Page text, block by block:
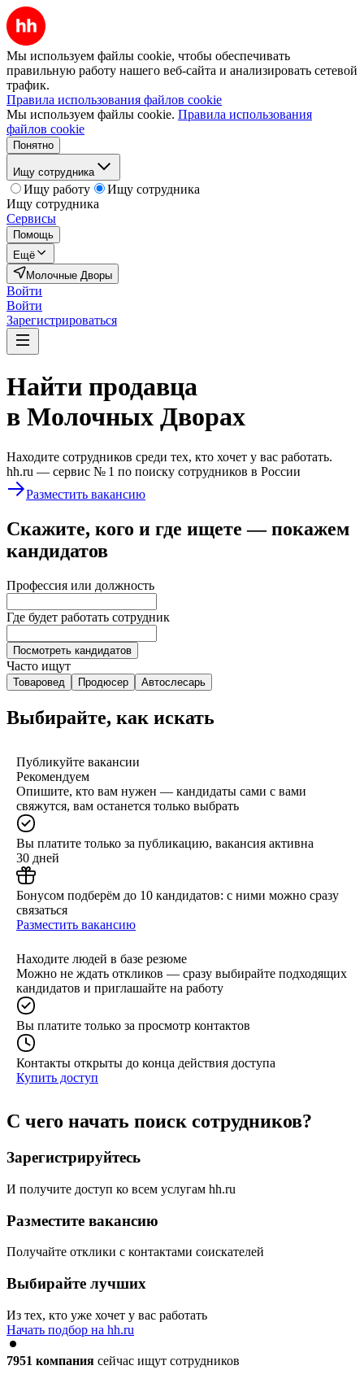
Мы используем файлы cookie, чтобы обеспечивать
правильную работу нашего веб-сайта и анализировать сетевой
трафик.
Правила использования файлов cookie
Мы используем файлы cookie. Правила использования
файлов cookie
Понятно
Ищу сотрудника
Ищу работу
Ищу сотрудника
Ищу сотрудника
Сервисы
Помощь
Ещё
Молочные Дворы
Войти
Войти
Зарегистрироваться
Найти продавца
в Молочных Дворах
Находите сотрудников среди тех, кто хочет у вас работать.
hh.ru — сервис № 1 по поиску сотрудников в России
Разместить вакансию
Скажите, кого и где ищете — покажем
кандидатов
Профессия или должность
Где будет работать сотрудник
Посмотреть кандидатов
Часто ищут
Товаровед Продюсер Автослесарь
Выбирайте, как искать
Публикуйте вакансии
Рекомендуем
Опишите, кто вам нужен — кандидаты сами с вами
свяжутся, вам останется только выбрать
Вы платите только за публикацию, вакансия активна
30 дней
Бонусом подберём до 10 кандидатов: с ними можно сразу
связаться
Разместить вакансию
Находите людей в базе резюме
Можно не ждать откликов — сразу выбирайте подходящих
кандидатов и приглашайте на работу
Вы платите только за просмотр контактов
Контакты открыты до конца действия доступа
Купить доступ
С чего начать поиск сотрудников?
Зарегистрируйтесь
И получите доступ ко всем услугам hh.ru
Разместите вакансию
Получайте отклики с контактами соискателей
Выбирайте лучших
Из тех, кто уже хочет у вас работать
Начать подбор на hh.ru
7951 компания сейчас ищут сотрудников